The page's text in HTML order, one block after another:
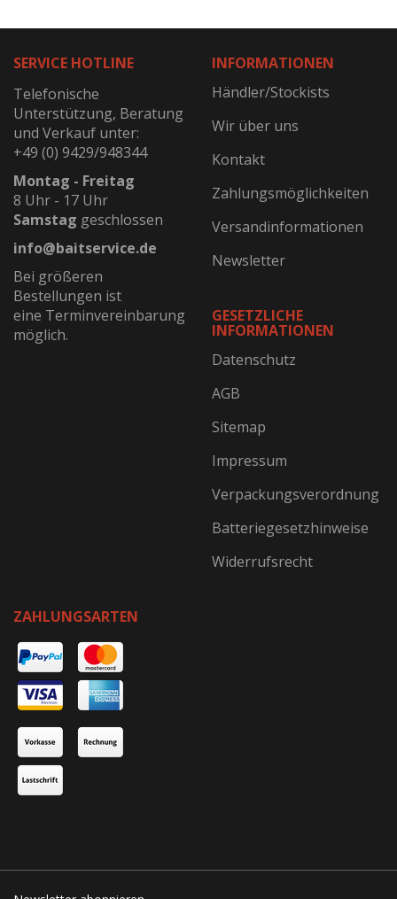
SERVICE HOTLINE
Telefonische
Unterstützung, Beratung
und Verkauf unter:
+49 (0) 9429/948344
Montag - Freitag
8 Uhr - 17 Uhr
Samstag geschlossen
info@baitservice.de
Bei größeren
Bestellungen ist
eine Terminvereinbarung
möglich.
INFORMATIONEN
Händler/Stockists
Wir über uns
Kontakt
Zahlungsmöglichkeiten
Versandinformationen
Newsletter
GESETZLICHE
INFORMATIONEN
Datenschutz
AGB
Sitemap
Impressum
Verpackungsverordnung
Batteriegesetzhinweise
Widerrufsrecht
ZAHLUNGSARTEN